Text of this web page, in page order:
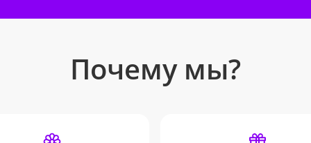
Почему мы?